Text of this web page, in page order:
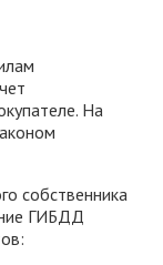
На
собственника
ГИБДД